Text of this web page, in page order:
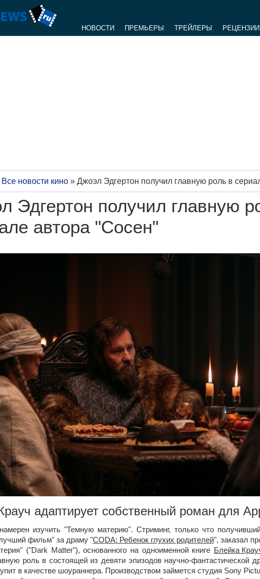
НОВОСТИ ПРЕМЬЕРЫ ТРЕЙЛЕРЫ РЕЦЕНЗИИ
Все новости кино» Джоэл Эдгертон получил главную роль в
Эдгертон получил главную
автора "Сосен"
адаптирует собственный роман для
изучить "Темную материю". Стриминг, только что
фильм" за драму "CODA: Ребенок глухих родителей", заказал
("Dark Matter"), основанного на одноименной книге Блейка
роль в состоящей из девяти эпизодов научно-фантастической
в качестве шоураннера. Производством займется студия Sony